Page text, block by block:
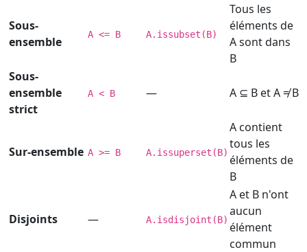
Sous-
ensemble
A <= B A.issubset(B)
Tous les
éléments de
A sont dans
B
Sous-
ensemble
strict
A < B — A ⊆ B et A ≠ B
Sur-ensemble A >= B A.issuperset(B)
A contient
tous les
éléments de
B
Disjoints — A.isdisjoint(B)
A et B n'ont
aucun
élément
commun